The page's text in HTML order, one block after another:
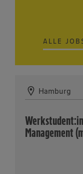
ALLE
Hamburg
Management